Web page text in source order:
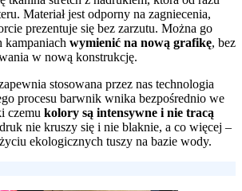
Materiał jest odporny na zagniecenia,
prezentuje się bez zarzutu. Można go
kampaniach wymienić na nową grafikę, bez
w nową konstrukcję.
stosowana przez nas technologia
procesu barwnik wnika bezpośrednio we
czemu kolory są intensywne i nie tracą
nie kruszy się i nie blaknie, a co więcej –
ekologicznych tuszy na bazie wody.